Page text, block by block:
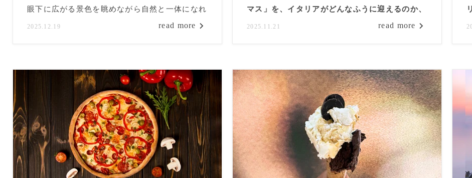
眼下に広がる景色を眺めながら自然と一体になれ
る生活、そしてその土地ならではの文化や風習に
2025.12.19 read more
マス」を、イタリアがどんなふうに迎えるのか、
その特別な「準備」の様子をご紹介します。
2025.11.21 read more